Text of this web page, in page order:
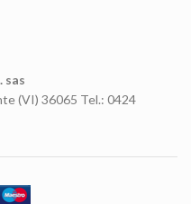
sas
(VI) 36065 Tel.: 0424